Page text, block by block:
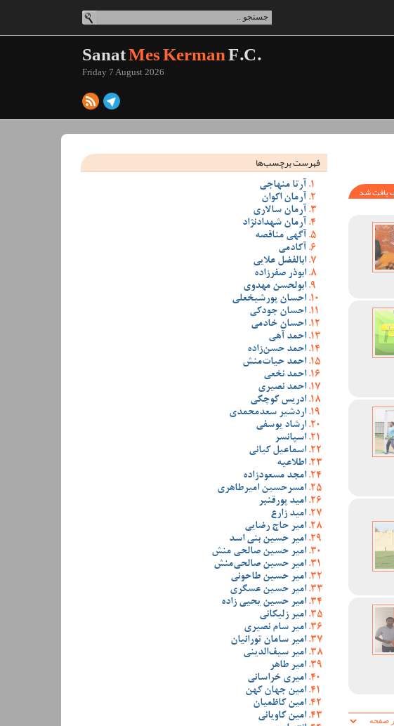
SanatMes KermanF.C.
Friday 7 August 2026
فهرست برچسب‌ها
آرتا منهاجی
آرمان اکوان
آرمان سالاری
آرمان شهدادنژاد
آگهی مناقصه
آکادمی
ابالفضل علایی
ابوذر صفرزاده
ابولحسن مهدوی
احسان پورشیخعلی
احسان جودکی
احسان خادمی
احمد آهی
احمد حسن‌زاده
احمد حیات‌منش
احمد نخعی
احمد نصیری
ادریس کوچکی
اردشیر سعدمحمدی
ارشاد یوسفی
اسپانسر
اسماعیل کیانی
اطلاعیه
امجد مسعودزاده
امسرحسین امیرطاهری
امید پورقنبر
امید زارع
امیر حاج رضایی
امیر حسین بنی اسد
امیر حسین صالحی منش
امیر حسین صالحی‌منش
امیر حسین طاحونی
امیر حسین عسگری
امیر حسین یحیی زاده
امیر زلیکانی
امیر سام نصیری
امیر سامان تورانیان
امیر سیف‌الدینی
امیر طاهر
امیری خراسانی
امین جهان کهن
امین کاظمیان
امین کاویانی